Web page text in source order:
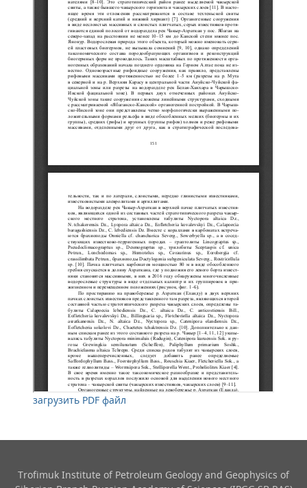
загрузить PDF файл
Trofimuk Institute of Petroleum Geology and Geophysics​ of